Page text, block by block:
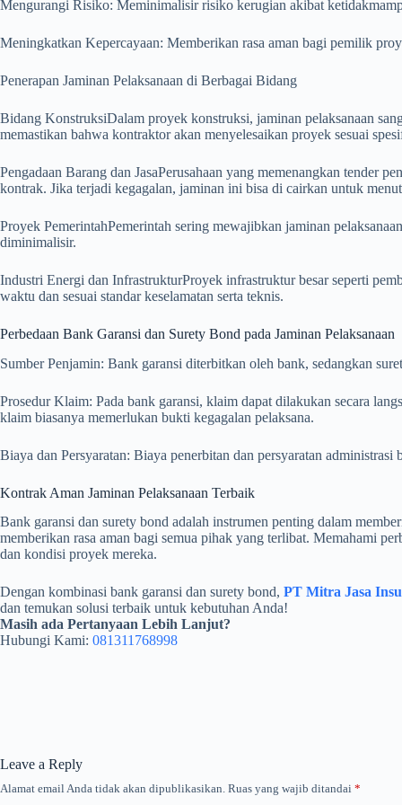
Mengurangi Risiko: Meminimalisir risiko kerugian akibat
Meningkatkan Kepercayaan: Memberikan rasa aman bagi pemilik
Penerapan Jaminan Pelaksanaan di Berbagai Bidang
Bidang KonstruksiDalam proyek konstruksi, jaminan pelaksanaan
memastikan bahwa kontraktor akan menyelesaikan proyek sesuai
Pengadaan Barang dan JasaPerusahaan yang memenangkan tender
kontrak. Jika terjadi kegagalan, jaminan ini bisa di cairkan untuk
Proyek PemerintahPemerintah sering mewajibkan jaminan
diminimalisir.
Industri Energi dan InfrastrukturProyek infrastruktur besar seperti
waktu dan sesuai standar keselamatan serta teknis.
Perbedaan Bank Garansi dan Surety Bond pada Jaminan Pelaksanaan
Sumber Penjamin: Bank garansi diterbitkan oleh bank, sedangkan
Prosedur Klaim: Pada bank garansi, klaim dapat dilakukan secara
klaim biasanya memerlukan bukti kegagalan pelaksana.
Biaya dan Persyaratan: Biaya penerbitan dan persyaratan
Kontrak Aman Jaminan Pelaksanaan Terbaik
Bank garansi dan surety bond adalah instrumen penting dalam
memberikan rasa aman bagi semua pihak yang terlibat. Memahami
dan kondisi proyek mereka.
Dengan kombinasi bank garansi dan surety bond, PT Mitra Jasa
dan temukan solusi terbaik untuk kebutuhan Anda!
Masih ada Pertanyaan Lebih Lanjut?
Hubungi Kami: 081311768998
Leave a Reply
Alamat email Anda tidak akan dipublikasikan. Ruas yang wajib ditandai *